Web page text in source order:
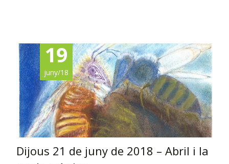
19
juny/18
Dijous 21 de juny de 2018 – Abril i la